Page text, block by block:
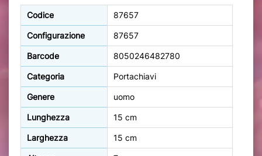
Codice 87657
Configurazione 87657
Barcode 8050246482780
Categoria Portachiavi
Genere uomo
Lunghezza 15 cm
Larghezza 15 cm